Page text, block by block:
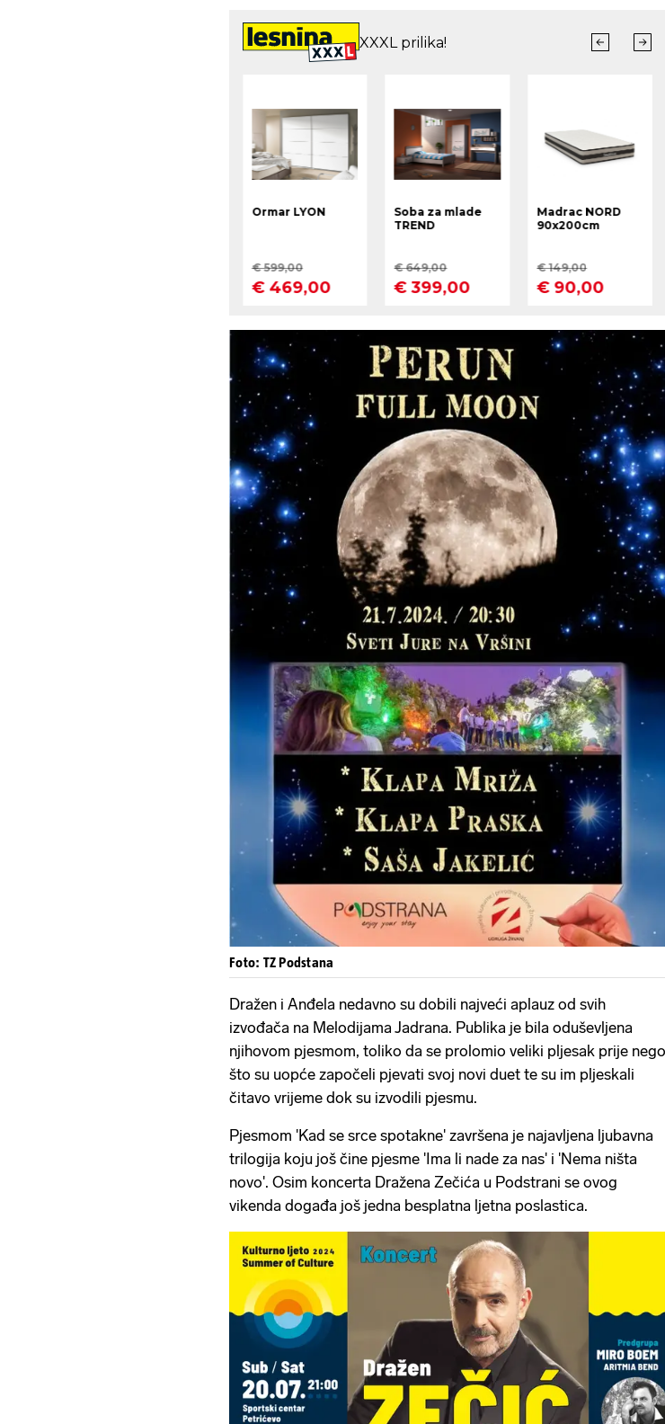
Foto: TZ Podstana
Dražen i Anđela nedavno su dobili najveći aplauz od svih
izvođača na Melodijama Jadrana. Publika je bila oduševljena
njihovom pjesmom, toliko da se prolomio veliki pljesak prije nego
što su uopće započeli pjevati svoj novi duet te su im pljeskali
čitavo vrijeme dok su izvodili pjesmu.
Pjesmom 'Kad se srce spotakne' završena je najavljena ljubavna
trilogija koju još čine pjesme 'Ima li nade za nas' i 'Nema ništa
novo'. Osim koncerta Dražena Zečića u Podstrani se ovog
vikenda događa još jedna besplatna ljetna poslastica.